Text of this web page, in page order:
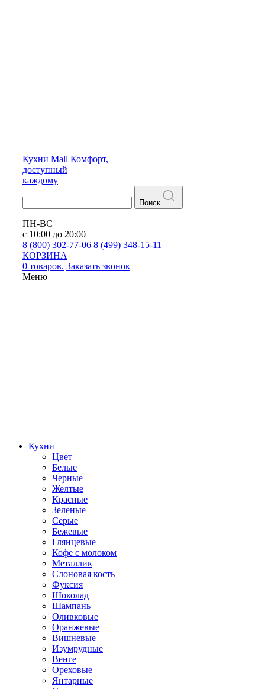
Кухни Mall Комфорт,
доступный
каждому
Поиск
ПН-ВС
с 10:00 до 20:00
8 (800) 302-77-06 8 (499) 348-15-11
КОРЗИНА
0 товаров. Заказать звонок
Меню
Кухни
Цвет
Белые
Черные
Желтые
Красные
Зеленые
Серые
Бежевые
Глянцевые
Кофе с молоком
Металлик
Слоновая кость
Фуксия
Шоколад
Шампань
Оливковые
Оранжевые
Вишневые
Изумрудные
Венге
Ореховые
Янтарные